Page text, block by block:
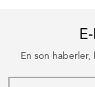
En son haberler,